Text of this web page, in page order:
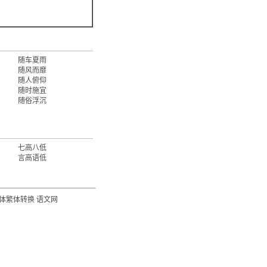
随车夏雨
随风而靡
随人俯仰
随时施宜
随俗浮沉
七高八低
言高语低
繁体转换 语文网